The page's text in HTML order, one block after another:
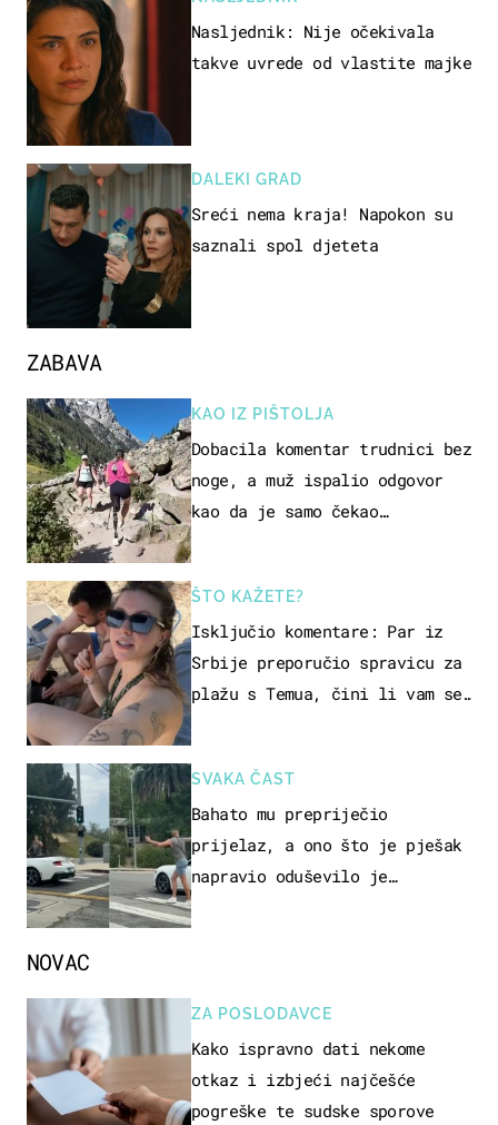
ZABAVA
KAO IZ PIŠTOLJA
Dobacila komentar trudnici bez
noge, a muž ispalio odgovor
kao da je samo čekao…
ŠTO KAŽETE?
Isključio komentare: Par iz
Srbije preporučio spravicu za
plažu s Temua, čini li vam se
SVAKA ČAST
Bahato mu prepriječio
prijelaz, a ono što je pješak
napravio oduševilo je
Nasljednik: Nije očekivala
takve uvrede od vlastite majke
DALEKI GRAD
Sreći nema kraja! Napokon su
saznali spol djeteta
NOVAC
ZA POSLODAVCE
Kako ispravno dati nekome
otkaz i izbjeći najčešće
pogreške te sudske sporove